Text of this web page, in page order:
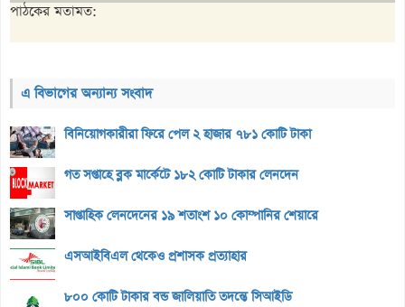
পাঠকের মতামত:
এ বিভাগের অন্যান্য সংবাদ
বিনিয়োগকারীরা ফিরে পেল ২ হাজার ৭৮১ কোটি টাকা
গত সপ্তাহে ব্লক মার্কেটে ১৮২ কোটি টাকার লেনদেন
সাপ্তাহিক লেনদেনের ১৯ শতাংশ ১০ কোম্পানির শেয়ারে
এসআইবিএল থেকেও প্রশাসক প্রত্যাহার
৮০০ কোটি টাকার বন্ড জালিয়াতি তদন্তে সিআইডি